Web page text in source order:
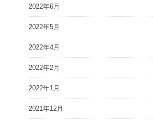
2022年6月
2022年5月
2022年4月
2022年2月
2022年1月
2021年12月